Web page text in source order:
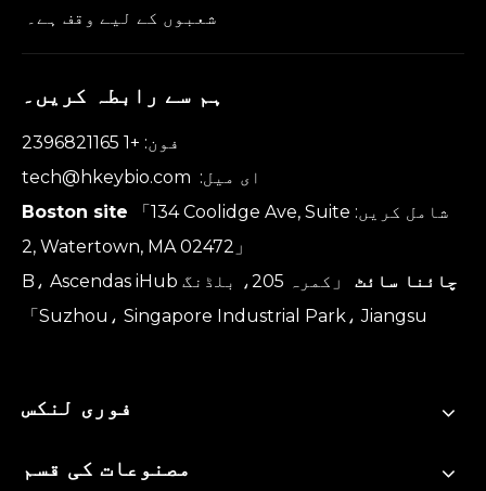
شعبوں کے لیے وقف ہے۔
ہم سے رابطہ کریں۔
فون: +1 2396821165
ای میل: tech@hkeybio.com
شامل کریں:
Boston site
「134 Coolidge Ave, Suite
2, Watertown, MA 02472」
چائنا سائٹ
「کمرہ 205، بلڈنگ B، Ascendas iHub
Suzhou، Singapore Industrial Park، Jiangsu」
فوری لنکس
مصنوعات کی قسم